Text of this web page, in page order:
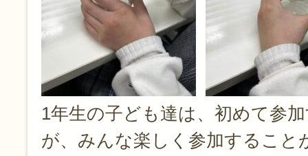
1年生の子ども達は、初めて参
が、みんな楽しく参加すること